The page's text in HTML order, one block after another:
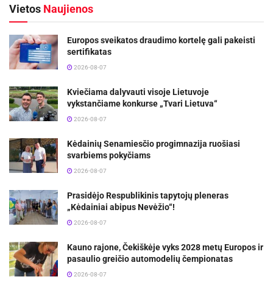
Vietos Naujienos
Europos sveikatos draudimo kortelę gali pakeisti
sertifikatas
2026-08-07
Kviečiama dalyvauti visoje Lietuvoje
vykstančiame konkurse „Tvari Lietuva“
2026-08-07
Kėdainių Senamiesčio progimnazija ruošiasi
svarbiems pokyčiams
2026-08-07
Prasidėjo Respublikinis tapytojų pleneras
„Kėdainiai abipus Nevėžio“!
2026-08-07
Kauno rajone, Čekiškėje vyks 2028 metų Europos ir
pasaulio greičio automodelių čempionatas
2026-08-07